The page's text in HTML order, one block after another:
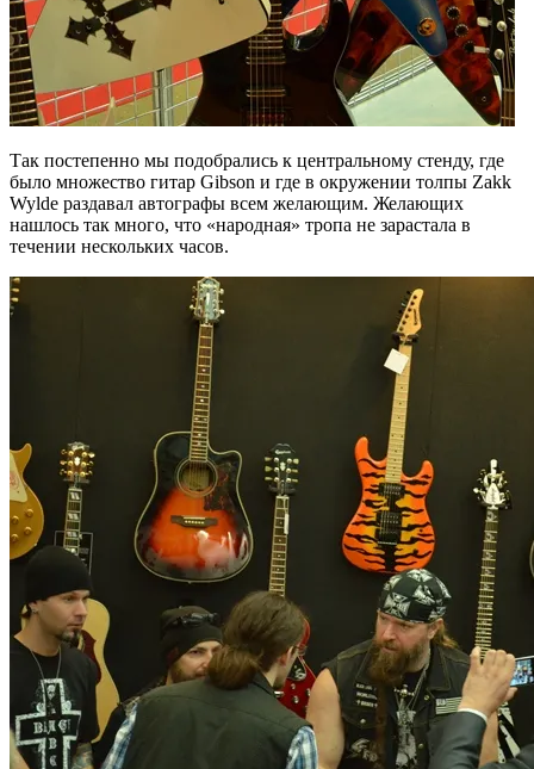
Так постепенно мы подобрались к центральному стенду, где
было множество гитар Gibson и где в окружении толпы Zakk
Wylde раздавал автографы всем желающим. Желающих
нашлось так много, что «народная» тропа не зарастала в
течении нескольких часов.